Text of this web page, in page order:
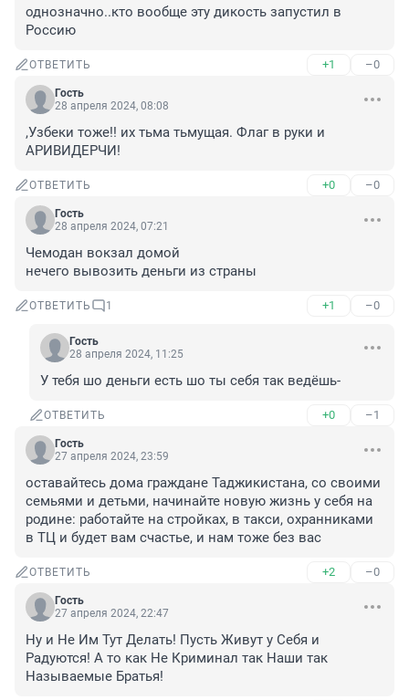
однозначно..кто вообще эту дикость запустил в
Россию
ОТВЕТИТЬ +1 –0
Гость
28 апреля 2024, 08:08
,Узбеки тоже!! их тьма тьмущая. Флаг в руки и
АРИВИДЕРЧИ!
ОТВЕТИТЬ +0 –0
Гость
28 апреля 2024, 07:21
Чемодан вокзал домой
нечего вывозить деньги из страны
ОТВЕТИТЬ 1 +1 –0
Гость
28 апреля 2024, 11:25
У тебя шо деньги есть шо ты себя так ведёшь-
ОТВЕТИТЬ +0 –1
Гость
27 апреля 2024, 23:59
оставайтесь дома граждане Таджикистана, со своими
семьями и детьми, начинайте новую жизнь у себя на
родине: работайте на стройках, в такси, охранниками
в ТЦ и будет вам счастье, и нам тоже без вас
ОТВЕТИТЬ +2 –0
Гость
27 апреля 2024, 22:47
Ну и Не Им Тут Делать! Пусть Живут у Себя и
Радуются! А то как Не Криминал так Наши так
Называемые Братья!